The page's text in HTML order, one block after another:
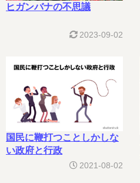
ヒガンバナの不思議
2023-09-02
国民に鞭打つことしかしな
い政府と行政
2021-08-02